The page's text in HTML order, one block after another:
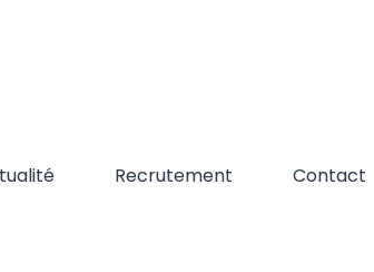
Recrutement Contact